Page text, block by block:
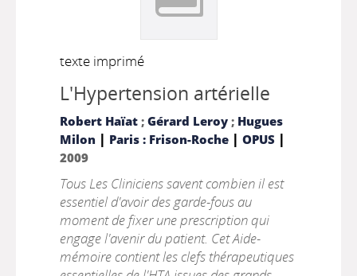
texte imprimé
L'Hypertension artérielle
Robert Haïat; Gérard Leroy; Hugues
Milon | Paris : Frison-Roche| OPUS|
2009
Tous Les Cliniciens savent combien il est
essentiel d'avoir des garde-fous au
moment de fixer une prescription qui
engage l'avenir du patient. Cet Aide-
mémoire contient les clefs thérapeutiques